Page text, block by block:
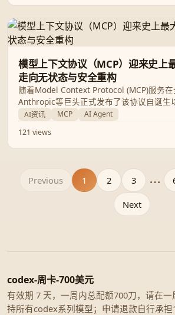
模型上下文协议（MCP）迎来史上
走向无状态与安全重构
随着Model Context Protocol (MCP)服务在
Anthropic等巨头正式发布了该协议自诞生
规格更新（2026-07-28）。本次更新核心在
重构彻底解决云端扩展瓶颈，并全面对齐
全边界。
AI资讯 MCP
AI Agent
121 views
Previous 1 2 3 ...
Next
codex-周卡-700美元
有效期 7 天，一周内总配额700刀，请在一
持所有codex系列模型；申请退款自行承担